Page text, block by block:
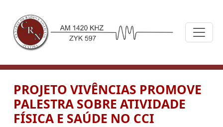
PROJETO VIVÊNCIAS PROMOVE
PALESTRA SOBRE ATIVIDADE
FÍSICA E SAÚDE NO CCI